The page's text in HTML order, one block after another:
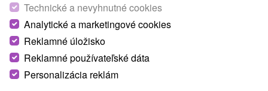
Technické a nevyhnutné cookies
Analytické a marketingové cookies
Reklamné úložisko
Reklamné používateľské dáta
Personalizácia reklám